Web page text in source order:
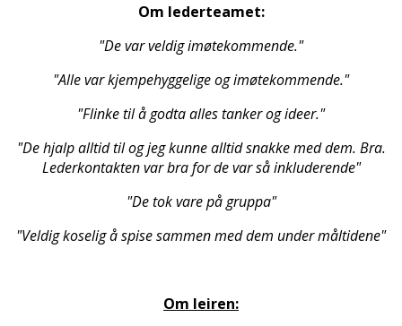
Om lederteamet:
"De var veldig imøtekommende."
"Alle var kjempehyggelige og imøtekommende."
"Flinke til å godta alles tanker og ideer."
"De hjalp alltid til og jeg kunne alltid snakke med dem. Bra.
Lederkontakten var bra for de var så inkluderende"
"De tok vare på gruppa"
"Veldig koselig å spise sammen med dem under måltidene"
Om leiren: